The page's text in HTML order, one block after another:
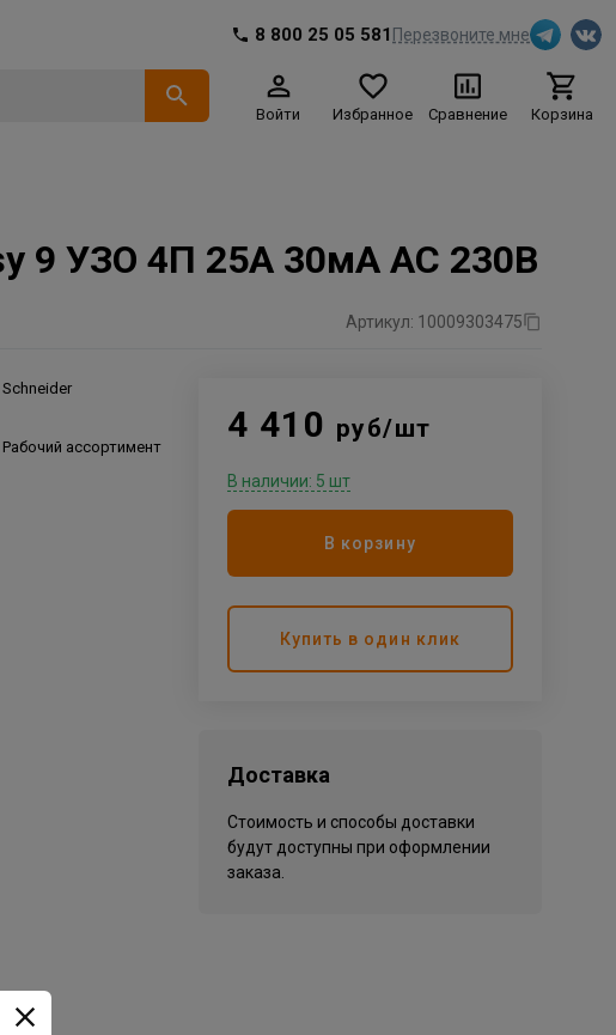
8 800 25 05 581 Перезвоните мне
Войти Избранное Сравнение Корзина
9 УЗО 4П 25А 30мА AC 230В
Артикул: 10009303475
Schneider
Рабочий ассортимент
4 410 руб/шт
В наличии: 5 шт
В корзину
Купить в один клик
Доставка
Стоимость и способы доставки
будут доступны при оформлении
заказа.